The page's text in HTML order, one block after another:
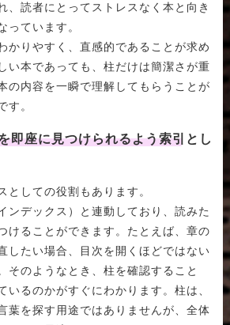
、読者にとってストレスなく本と向き
っています。
かりやすく、直感的であることが求め
い本であっても、柱だけは簡潔さが重
の内容を一瞬で理解してもらうことが
す。
即座に見つけられるよう索引とし
としての役割もあります。
ンデックス）と連動しており、読みた
けることができます。たとえば、章の
したい場合、目次を開くほどではない
そのようなとき、柱を確認すること
いるのかがすぐにわかります。柱は、
葉を探す用途ではありませんが、全体